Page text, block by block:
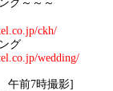
グ～～～
ckh/
グ
wedding/
午前7時撮影]